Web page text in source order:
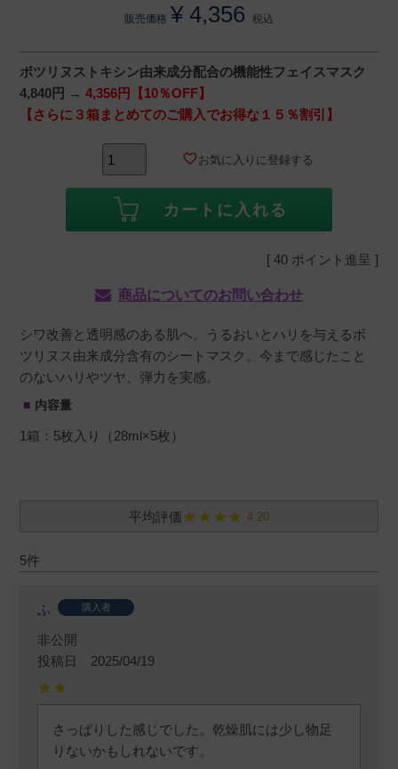
販売価格 ¥ 4,356 税込
ボツリヌストキシン由来成分配合の機能性フェイスマスク
4,840円 →4,356円【10％OFF】
【さらに３箱まとめてのご購入でお得な１５％割引】
お気に入りに登録する
カートに入れる
[ 40 ポイント進呈 ]
商品についてのお問い合わせ
シワ改善と透明感のある肌へ。うるおいとハリを与えるボ
ツリヌス由来成分含有のシートマスク。今まで感じたこと
のないハリやツヤ、弾力を実感。
内容量
1箱：5枚入り（28ml×5枚）
4.20
5
ふ 購入者
非公開
投稿日
2025/04/19
さっぱりした感じでした。乾燥肌には少し物足
りないかもしれないです。